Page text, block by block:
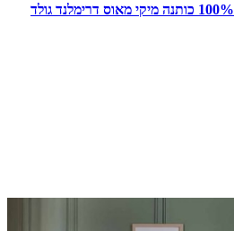
סט מצעים למיטה זוגית רחבה 100% כותנה מיקי מאוס דרימלנד גולד